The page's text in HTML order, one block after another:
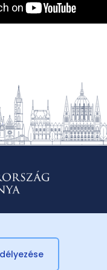
© 2026 Külügyminisztérium